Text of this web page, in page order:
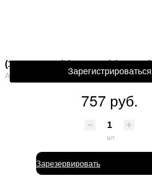
(1700019943) (Пирсинг) (Ag 925)
Артикул: 1700019943
757 руб.
шт
Зарезервировать
Зарегистрироваться